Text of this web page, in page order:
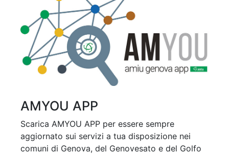
AMYOU APP
Scarica AMYOU APP per essere sempre
aggiornato sui servizi a tua disposizione nei
comuni di Genova, del Genovesato e del Golfo